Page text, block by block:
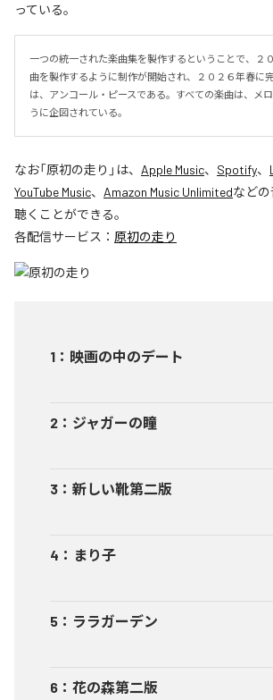
っている。
一つの統一された楽曲集を製作するということで、２
曲を製作するように制作が開始され、２０２６年春に
は、アンコール・ピースである。すべての楽曲は、メ
うに企図されている。
なお「原初の走り 」は、 Apple Music、 Spotify、
YouTube Music、 Amazon Music Unlimitedなど
聴くことができる。
各配信サービス： 原初の走り
1 ： 映画の中のデート
2 ： ジャガーの瞳
3 ： 新しい靴第二版
4 ： まり子
5 ： ララガーデン
6 ： 花の森第二版